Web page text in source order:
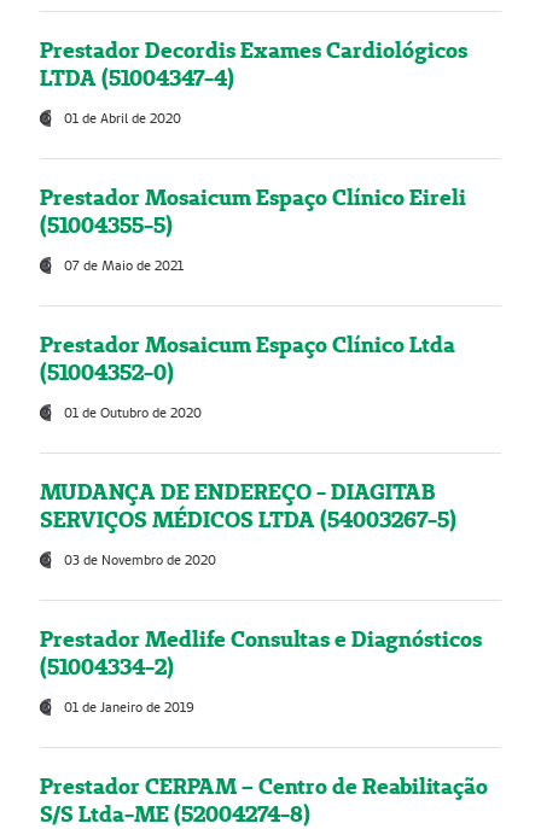
Prestador Decordis Exames Cardiológicos
LTDA (51004347-4)
01 de Abril de 2020
Prestador Mosaicum Espaço Clínico Eireli
(51004355-5)
07 de Maio de 2021
Prestador Mosaicum Espaço Clínico Ltda
(51004352-0)
01 de Outubro de 2020
MUDANÇA DE ENDEREÇO - DIAGITAB
SERVIÇOS MÉDICOS LTDA (54003267-5)
03 de Novembro de 2020
Prestador Medlife Consultas e Diagnósticos
(51004334-2)
01 de Janeiro de 2019
Prestador CERPAM – Centro de Reabilitação
S/S Ltda-ME (52004274-8)